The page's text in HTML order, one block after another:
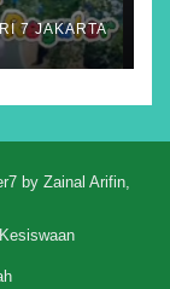
7 JAKARTA
by Zainal Arifin,
Kesiswaan